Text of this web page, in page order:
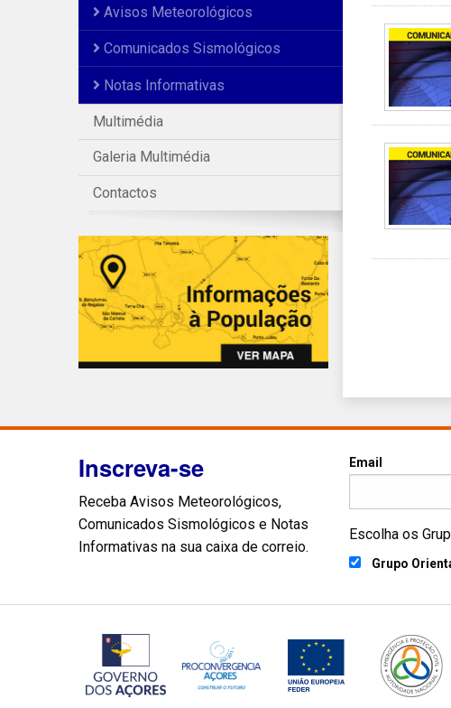
Avisos Meteorológicos
Comunicados Sismológicos
Notas Informativas
Multimédia
Galeria Multimédia
Contactos
Inscreva-se
Receba Avisos Meteorológicos,
Comunicados Sismológicos e Notas
Informativas na sua caixa de correio.
Email
Escolha os
Grupo